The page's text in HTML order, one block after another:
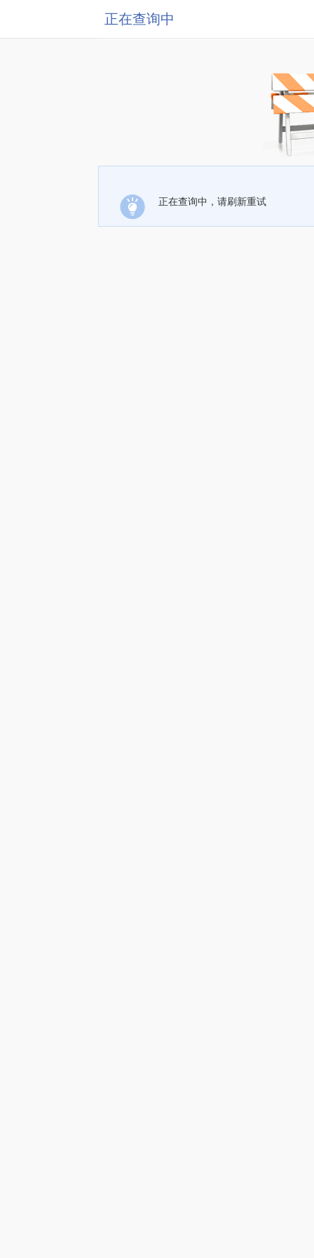
正在查询中
正在查询中，请刷新重试